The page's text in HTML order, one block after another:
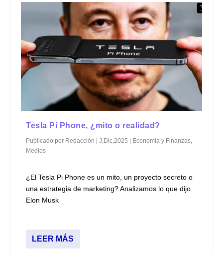
Tesla Pi Phone, ¿mito o realidad?
Publicado por Redacción |J,Dic,2025 | Economía y Finanzas
Medios
¿El Tesla Pi Phone es un mito, un proyecto secreto o
una estrategia de marketing? Analizamos lo que dijo
Elon Musk
LEER MÁS